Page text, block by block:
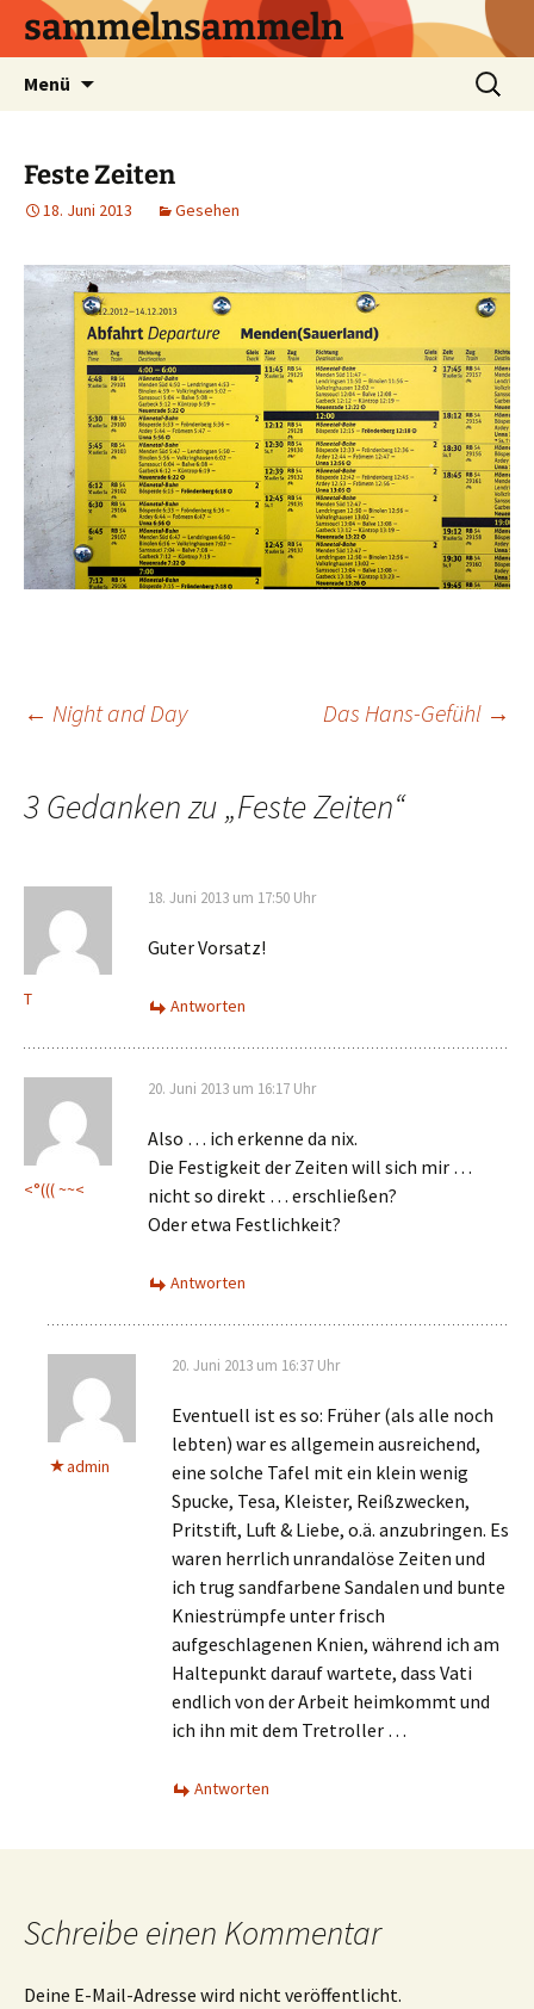
sammelnsammeln
Menü
Suchen
nach:
Feste Zeiten
18. Juni 2013 Gesehen
Beitrags-
Navigation
← Night and Day Das Hans-Gefühl →
3 Gedanken zu „Feste Zeiten“
T
18. Juni 2013 um 17:50 Uhr
Guter Vorsatz!
Antworten
<°((( ~~<
20. Juni 2013 um 16:17 Uhr
Also … ich erkenne da nix.
Die Festigkeit der Zeiten will sich mir …
nicht so direkt … erschließen?
Oder etwa Festlichkeit?
Antworten
admin
20. Juni 2013 um 16:37 Uhr
Eventuell ist es so: Früher (als alle noch
lebten) war es allgemein ausreichend,
eine solche Tafel mit ein klein wenig
Spucke, Tesa, Kleister, Reißzwecken,
Pritstift, Luft & Liebe, o.ä. anzubringen. Es
waren herrlich unrandalöse Zeiten und
ich trug sandfarbene Sandalen und bunte
Kniestrümpfe unter frisch
aufgeschlagenen Knien, während ich am
Haltepunkt darauf wartete, dass Vati
endlich von der Arbeit heimkommt und
ich ihn mit dem Tretroller …
Antworten
Schreibe einen Kommentar
Deine E-Mail-Adresse wird nicht veröffentlicht.